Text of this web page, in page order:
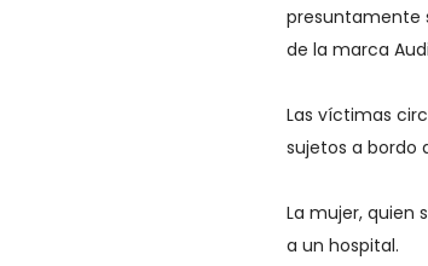
presuntamente
de la marca
Las víctimas
sujetos a bordo
La mujer, quien
a un hospital.